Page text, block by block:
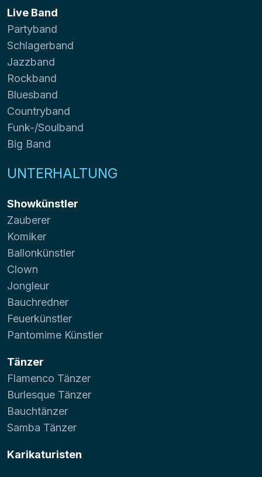
Live Band
Partyband
Schlagerband
Jazzband
Rockband
Bluesband
Countryband
Funk-/Soulband
Big Band
UNTERHALTUNG
Showkünstler
Zauberer
Komiker
Ballonkünstler
Clown
Jongleur
Bauchredner
Feuerkünstler
Pantomime Künstler
Tänzer
Flamenco Tänzer
Burlesque Tänzer
Bauchtänzer
Samba Tänzer
Karikaturisten